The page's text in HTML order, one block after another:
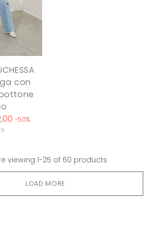
con
-50%
viewing 1-25 of 60 products
LOAD MORE